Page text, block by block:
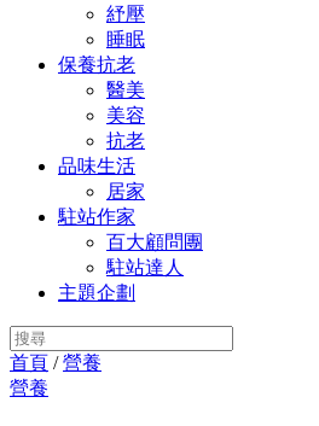
紓壓
睡眠
保養抗老
醫美
美容
抗老
品味生活
居家
駐站作家
百大顧問團
駐站達人
主題企劃
首頁 /營養
營養